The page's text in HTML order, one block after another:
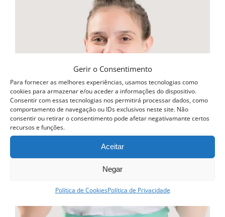
Gerir o Consentimento
Para fornecer as melhores experiências, usamos tecnologias como
cookies para armazenar e/ou aceder a informações do dispositivo.
Consentir com essas tecnologias nos permitirá processar dados, como
comportamento de navegação ou IDs exclusivos neste site. Não
consentir ou retirar o consentimento pode afetar negativamante certos
recursos e funções.
Aceitar
Negar
Política de CookiesPolítica de Privacidade
be
chosen
on
the